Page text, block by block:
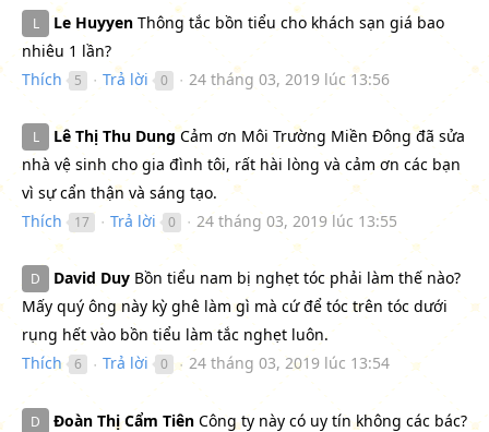
L Le Huyyen Thông tắc bồn tiểu cho khách sạn giá bao
nhiêu 1 lần?
Thích
5 ● Trả lời 0 ● 24 tháng 03, 2019 lúc 13:56
L Lê Thị Thu DungCảm ơn Môi Trường Miền Đông đã sửa
nhà vệ sinh cho gia đình tôi, rất hài lòng và cảm ơn các bạn
vì sự cẩn thận và sáng tạo.
Thích
17 ● Trả lời 0 ● 24 tháng 03, 2019 lúc 13:55
D David Duy Bồn tiểu nam bị nghẹt tóc phải làm thế nào?
Mấy quý ông này kỳ ghê làm gì mà cứ để tóc trên tóc dưới
rụng hết vào bồn tiểu làm tắc nghẹt luôn.
Thích
6 ● Trả lời 0 ● 24 tháng 03, 2019 lúc 13:54
D Đoàn Thị Cẩm Tiên Công ty này có uy tín không các bác?